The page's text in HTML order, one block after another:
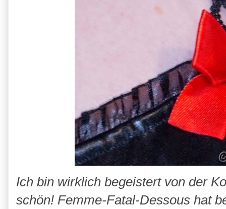
Ich bin wirklich begeistert von der
schön! Femme-Fatal-Dessous hat